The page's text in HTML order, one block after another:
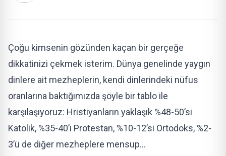
Çoğu kimsenin gözünden kaçan bir gerçeğe
dikkatinizi çekmek isterim. Dünya genelinde yaygın
dinlere ait mezheplerin, kendi dinlerindeki nüfus
oranlarına baktığımızda şöyle bir tablo ile
karşılaşıyoruz: Hristiyanların yaklaşık %48-50’si
Katolik, %35-40’ı Protestan, %10-12’si Ortodoks, %2-
3’ü de diğer mezheplere mensup…